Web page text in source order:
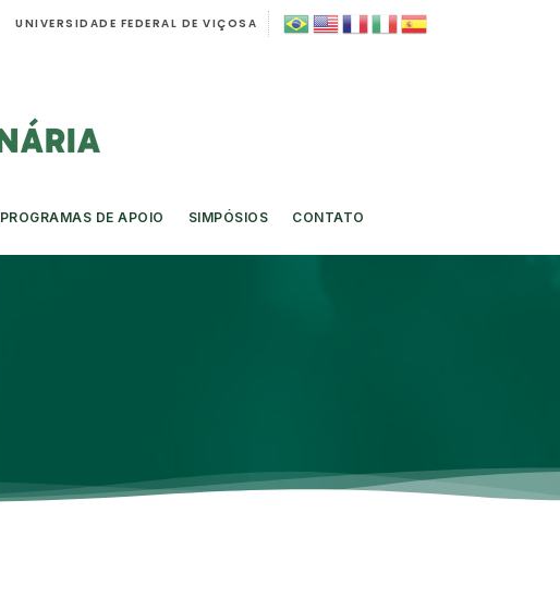
UNIVERSIDADE FEDERAL DE VIÇOSA
PROGRAMAS DE APOIO SIMPÓSIOS CONTATO